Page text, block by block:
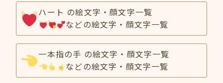
ハート の絵文字・顔文字一覧
などの絵文字・顔文字一覧
一本指の手 の絵文字・顔文字一覧
などの絵文字・顔文字一覧